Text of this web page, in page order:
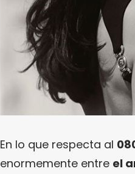
En lo que respecta al
enormemente entre el